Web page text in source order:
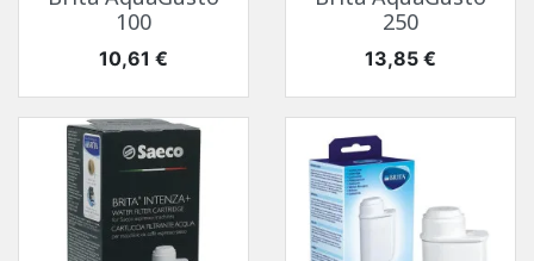
100
Prix
10,61 €
250
Prix
13,85 €